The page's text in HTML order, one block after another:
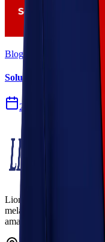
Blog
Solusi Logistik untuk
27 Jul 2026
Lionel Express adalah
melayani pengiriman
aman, dan harga kompetitif.